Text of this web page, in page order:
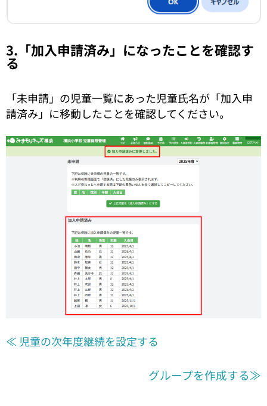
3.「加入申請済み」になったことを確認す
る
「未申請」の児童一覧にあった児童氏名が「加入申
請済み」に移動したことを確認してください。
≪ 児童の次年度継続を設定する
グループを作成する≫